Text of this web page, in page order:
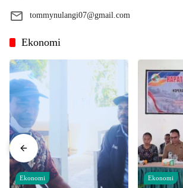
tommynulangi07@gmail.com
Ekonomi
Ekonomi Ekonomi